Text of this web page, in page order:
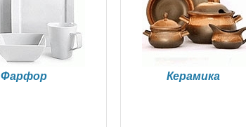
Фарфор Керамика